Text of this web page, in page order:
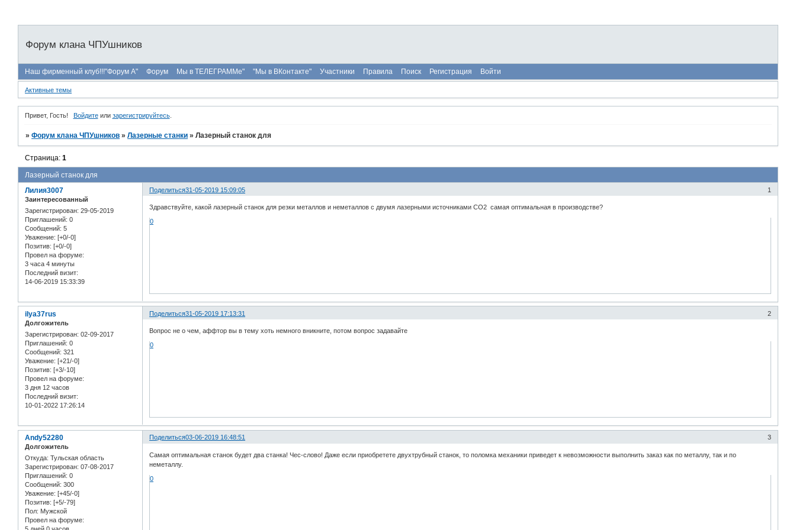
Форум клана ЧПУшников
Наш фирменный клуб!!!"Форум А" Форум Мы в ТЕЛЕГРАММе" "Мы в ВКонтакте" Участники Правила Поиск Регистрация Войти
Активные темы
Привет, Гость! Войдитеили зарегистрируйтесь.
»Форум клана ЧПУшников »Лазерные станки »Лазерный станок для
Лазерный станок для
Страница:1
Поделиться 1
31-05-2019 15:09:05
Лилия3007
Заинтересованный
Зарегистрирован: 29-05-2019
Приглашений: 0
Сообщений: 5
Уважение: [+0/-0]
Позитив: [+0/-0]
Провел на форуме:
3 часа 4 минуты
Последний визит:
14-06-2019 15:33:39
Здравствуйте, какой лазерный станок для резки металлов и неметаллов с двумя лазерными источниками СO2 самая оптимальная в производстве?
0
Поделиться 2
31-05-2019 17:13:31
ilya37rus
Долгожитель
Зарегистрирован: 02-09-2017
Приглашений: 0
Сообщений: 321
Уважение: [+21/-0]
Позитив: [+3/-10]
Провел на форуме:
3 дня 12 часов
Последний визит:
10-01-2022 17:26:14
Вопрос не о чем, аффтор вы в тему хоть немного вникните, потом вопрос задавайте
0
Поделиться 3
03-06-2019 16:48:51
Andy52280
Долгожитель
Откуда: Тульская область
Зарегистрирован: 07-08-2017
Приглашений: 0
Сообщений: 300
Уважение: [+45/-0]
Позитив: [+5/-79]
Пол: Мужской
Провел на форуме:
Самая оптимальная станок будет два станка! Чес-слово! Даже если приобретете двухтрубный станок, то поломка механики приведет к невозможности выполнить заказ как по металлу, так и по
неметаллу.
0